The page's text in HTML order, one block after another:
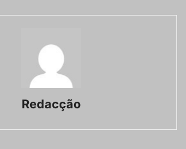
Redacção